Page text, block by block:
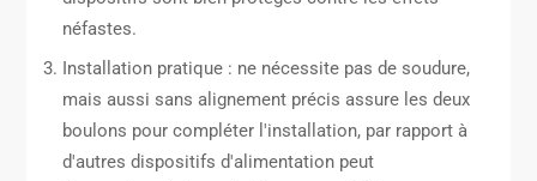
néfastes.
Installation pratique : ne nécessite pas de soudure,
mais aussi sans alignement précis assure les deux
boulons pour compléter l'installation, par rapport à
d'autres dispositifs d'alimentation peut